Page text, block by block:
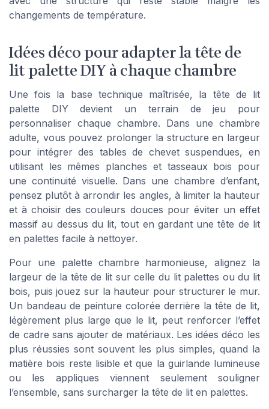
changements de température.
Idées déco pour adapter la tête de
lit palette DIY à chaque chambre
Une fois la base technique maîtrisée, la tête de lit
palette DIY devient un terrain de jeu pour
personnaliser chaque chambre. Dans une chambre
adulte, vous pouvez prolonger la structure en largeur
pour intégrer des tables de chevet suspendues, en
utilisant les mêmes planches et tasseaux bois pour
une continuité visuelle. Dans une chambre d’enfant,
pensez plutôt à arrondir les angles, à limiter la hauteur
et à choisir des couleurs douces pour éviter un effet
massif au dessus du lit, tout en gardant une tête de lit
en palettes facile à nettoyer.
Pour une palette chambre harmonieuse, alignez la
largeur de la tête de lit sur celle du lit palettes ou du lit
bois, puis jouez sur la hauteur pour structurer le mur.
Un bandeau de peinture colorée derrière la tête de lit,
légèrement plus large que le lit, peut renforcer l’effet
de cadre sans ajouter de matériaux. Les idées déco les
plus réussies sont souvent les plus simples, quand la
matière bois reste lisible et que la guirlande lumineuse
ou les appliques viennent seulement souligner
l’ensemble, sans surcharger la tête de lit en palettes.